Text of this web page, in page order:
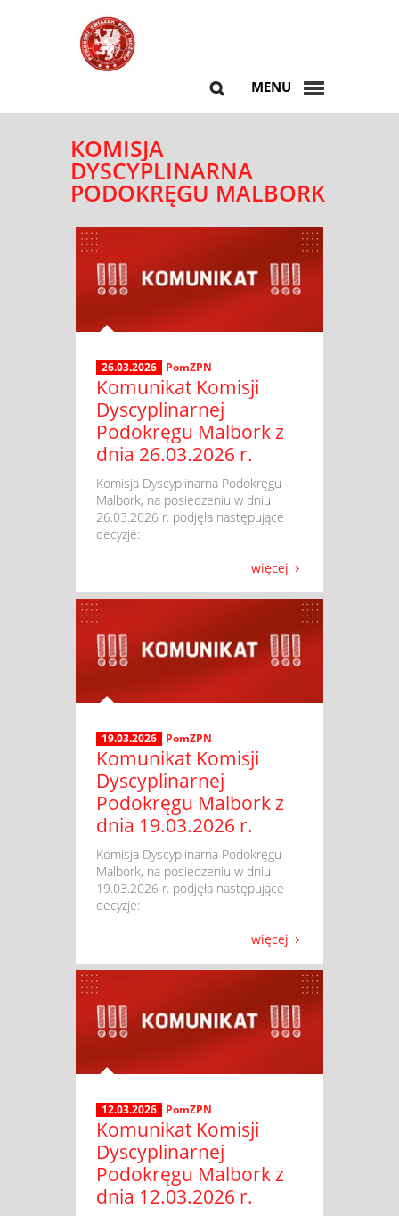
MENU
KOMISJA
DYSCYPLINARNA
PODOKRĘGU MALBORK
26.03.2026 PomZPN
Komunikat Komisji
Dyscyplinarnej
Podokręgu Malbork z
dnia 26.03.2026 r.
​ Komisja Dyscyplinarna Podokręgu
Malbork, na posiedzeniu w dniu
26.03.2026 r. podjęła następujące
decyzje:
więcej
19.03.2026 PomZPN
Komunikat Komisji
Dyscyplinarnej
Podokręgu Malbork z
dnia 19.03.2026 r.
​ Komisja Dyscyplinarna Podokręgu
Malbork, na posiedzeniu w dniu
19.03.2026 r. podjęła następujące
decyzje:
więcej
12.03.2026 PomZPN
Komunikat Komisji
Dyscyplinarnej
Podokręgu Malbork z
dnia 12.03.2026 r.